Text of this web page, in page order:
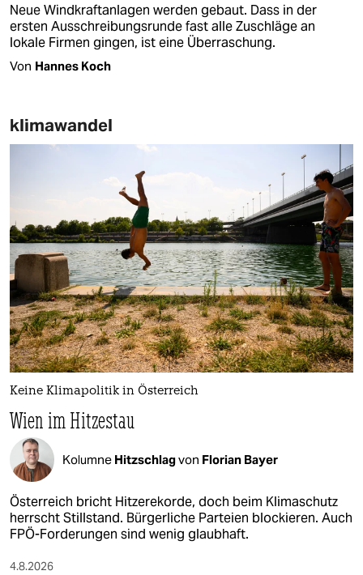
Neue Windkraftanlagen werden gebaut. Dass in der
ersten Ausschreibungsrunde fast alle Zuschläge an
lokale Firmen gingen, ist eine Überraschung.
Von Hannes Koch
klimawandel
Keine Klimapolitik in Österreich
Wien im Hitzestau
Kolumne Hitzschlagvon Florian Bayer
Österreich bricht Hitzerekorde, doch beim Klimaschutz
herrscht Stillstand. Bürgerliche Parteien blockieren. Auch
FPÖ-Forderungen sind wenig glaubhaft.
4.8.2026